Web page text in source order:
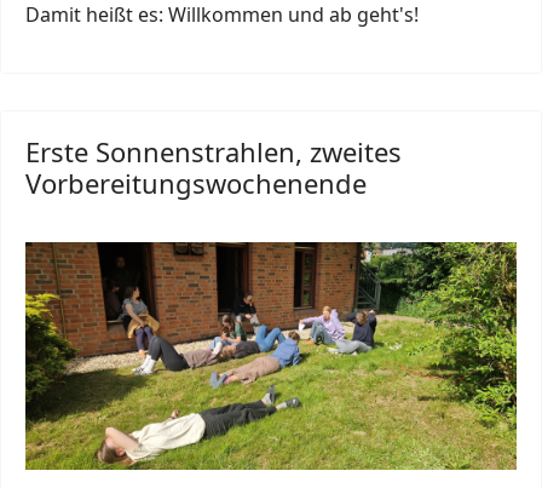
Damit heißt es: Willkommen und ab geht's!
Erste Sonnenstrahlen, zweites
Vorbereitungswochenende